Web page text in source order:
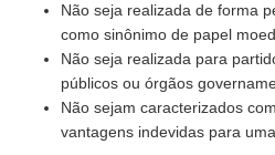
Não seja realizada de forma
como sinônimo de papel
Não seja realizada para
públicos ou órgãos
Não sejam caracterizados
vantagens indevidas para